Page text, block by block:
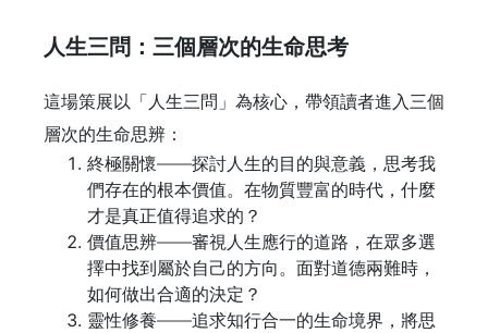
人生三問：三個層次的生命思考
這場策展以「人生三問」為核心，帶領讀者進入三個
層次的生命思辨：
終極關懷——探討人生的目的與意義，思考我
們存在的根本價值。在物質豐富的時代，什麼
才是真正值得追求的？
價值思辨——審視人生應行的道路，在眾多選
擇中找到屬於自己的方向。面對道德兩難時，
如何做出合適的決定？
靈性修養——追求知行合一的生命境界，將思